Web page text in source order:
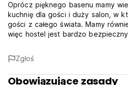
Oprócz pięknego basenu mamy
kuchnię dla gości i duży salon, w
gości z całego świata. Mamy
więc hostel jest bardzo
który oferuje lekcje za znacznie
on również zorganizować
Witch's Rock i Ollie's Point! Nasz
personel recepcji może polecić i
Zgłoś
Obowiązujące zasady